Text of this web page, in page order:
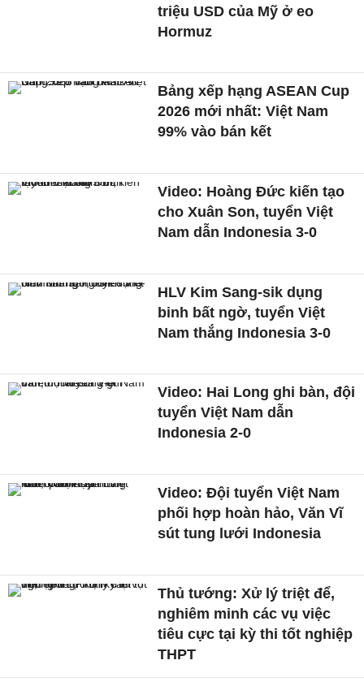
triệu USD của Mỹ ở eo
Hormuz
Bảng xếp hạng ASEAN Cup
2026 mới nhất: Việt Nam
99% vào bán kết
Video: Hoàng Đức kiến tạo
cho Xuân Son, tuyển Việt
Nam dẫn Indonesia 3-0
HLV Kim Sang-sik dụng
binh bất ngờ, tuyển Việt
Nam thắng Indonesia 3-0
Video: Hai Long ghi bàn, đội
tuyển Việt Nam dẫn
Indonesia 2-0
Video: Đội tuyển Việt Nam
phối hợp hoàn hảo, Văn Vĩ
sút tung lưới Indonesia
Thủ tướng: Xử lý triệt để,
nghiêm minh các vụ việc
tiêu cực tại kỳ thi tốt nghiệp
THPT